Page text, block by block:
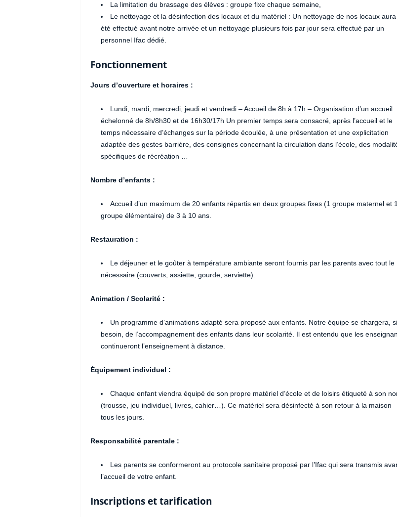
La limitation du brassage des élèves : groupe fixe chaque semaine,
Le nettoyage et la désinfection des locaux et du matériel : Un nettoyage de nos locaux aura
été effectué avant notre arrivée et un nettoyage plusieurs fois par jour sera effectué par un
personnel Ifac dédié.
Fonctionnement
Jours d’ouverture et horaires :
Lundi, mardi, mercredi, jeudi et vendredi – Accueil de 8h à 17h – Organisation d’un accueil
échelonné de 8h/8h30 et de 16h30/17h Un premier temps sera consacré, après l’accueil et le
temps nécessaire d’échanges sur la période écoulée, à une présentation et une explicitation
adaptée des gestes barrière, des consignes concernant la circulation dans l’école, des
spécifiques de récréation …
Nombre d’enfants :
Accueil d’un maximum de 20 enfants répartis en deux groupes fixes (1 groupe maternel et 1
groupe élémentaire) de 3 à 10 ans.
Restauration :
Le déjeuner et le goûter à température ambiante seront fournis par les parents avec tout le
nécessaire (couverts, assiette, gourde, serviette).
Animation / Scolarité :
Un programme d’animations adapté sera proposé aux enfants. Notre équipe se chargera, si
besoin, de l’accompagnement des enfants dans leur scolarité. Il est entendu que les
continueront l’enseignement à distance.
Équipement individuel :
Chaque enfant viendra équipé de son propre matériel d’école et de loisirs étiqueté à son
(trousse, jeu individuel, livres, cahier…). Ce matériel sera désinfecté à son retour à la maison
tous les jours.
Responsabilité parentale :
Les parents se conformeront au protocole sanitaire proposé par l’Ifac qui sera transmis
l’accueil de votre enfant.
Inscriptions et tarification